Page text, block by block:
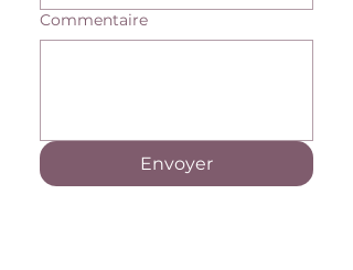
Commentaire
Envoyer